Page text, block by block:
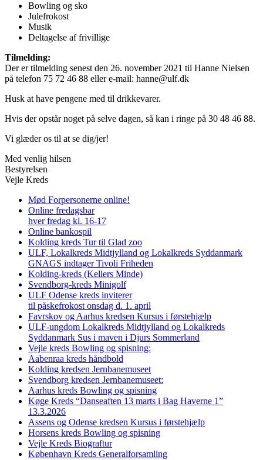
Bowling og sko
Julefrokost
Musik
Deltagelse af frivillige
Tilmelding:
Der er tilmelding senest den 26. november 2021 til Hanne Nielsen
på telefon 75 72 46 88 eller e-mail: hanne@ulf.dk
Husk at have pengene med til drikkevarer.
Hvis der opstår noget på selve dagen, så kan i ringe på 30 48 46 88.
Vi glæder os til at se dig/jer!
Med venlig hilsen
Bestyrelsen
Vejle Kreds
Mød Forpersonerne online!
Online fredagsbar
hver fredag kl. 16-17
Online bankospil
Kolding kreds Tur til Glad zoo
ULF, Lokalkreds Midtjylland og Lokalkreds Syddanmark
GNAGS indtager Tivoli Friheden
Kolding-kreds (Kellers Minde)
Svendborg-kreds Minigolf
ULF Odense kreds inviterer
til påskefrokost onsdag d. 1. april
Favrskov og Aarhus kredsen Kursus i førstehjælp
ULF-ungdom Lokalkreds Midtjylland og Lokalkreds
Syddanmark Sus i maven i Djurs Sommerland
Vejle kreds Bowling og spisning:
Aabenraa kreds håndbold
Kolding kredsen Jernbanemuseet
Svendborg kredsen Jernbanemuseet:
Aarhus kreds Bowling og spisning
Køge Kreds “Danseaften 13 marts i Bag Haverne 1”
13.3.2026
Assens og Odense kredsen Kursus i førstehjælp
Horsens kreds Bowling og spisning
Vejle Kreds Biograftur
København Kreds Generalforsamling